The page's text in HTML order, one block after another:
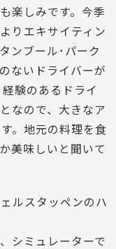
楽しみです。今季
りエキサイティン
ンブール･パーク
ないドライバーが
験のあるドライ
なので、大きなア
。地元の料理を食
美味しいと聞いて
ルスタッペンのハ
シミュレーターで